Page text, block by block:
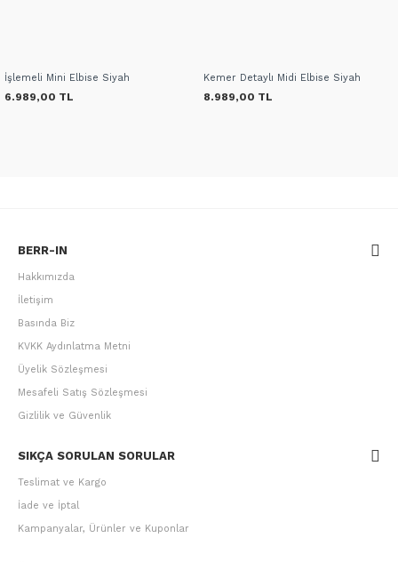
İşlemeli Mini Elbise Siyah
6.989,00 TL
Kemer Detaylı Midi Elbise Siyah
8.989,00 TL
BERR-IN
Hakkımızda
İletişim
Basında Biz
KVKK Aydınlatma Metni
Üyelik Sözleşmesi
Mesafeli Satış Sözleşmesi
Gizlilik ve Güvenlik
SIKÇA SORULAN SORULAR
Teslimat ve Kargo
İade ve İptal
Kampanyalar, Ürünler ve Kuponlar